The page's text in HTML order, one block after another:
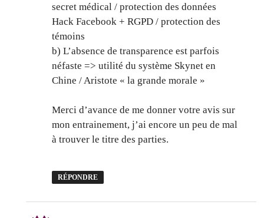
secret médical / protection des données
Hack Facebook + RGPD / protection des
témoins
b) L’absence de transparence est parfois
néfaste => utilité du système Skynet en
Chine / Aristote « la grande morale »
Merci d’avance de me donner votre avis sur
mon entrainement, j’ai encore un peu de mal
à trouver le titre des parties.
RÉPONDRE